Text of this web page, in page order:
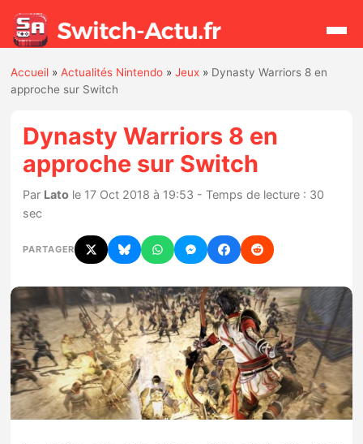
Actualités
Jeux
Hardware
Chiffres de ventes
Rumeurs
Nintendo Direct
Accueil »Actualités Nintendo »Jeux » Dynasty Warriors 8 en
approche sur Switch
Dynasty Warriors 8 en
approche sur Switch
Par Lato le 17 Oct 2018 à 19:53 - Temps de lecture : 30
sec
PARTAGER